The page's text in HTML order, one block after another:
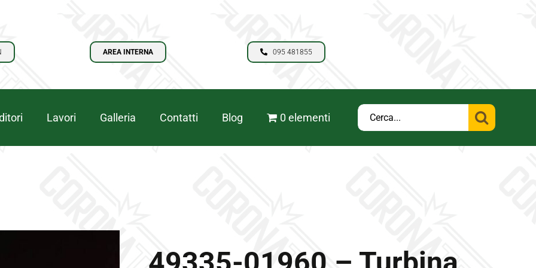
AREA INTERNA 095 481855
Lavori Galleria Contatti Blog 0 elementi
Cerca
per: